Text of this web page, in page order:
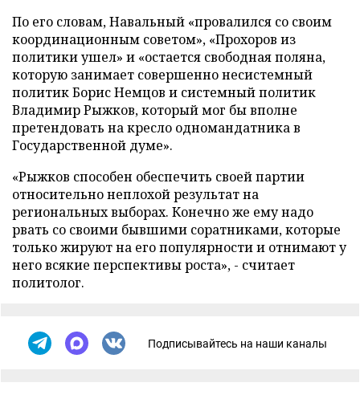
По его словам, Навальный «провалился со своим
координационным советом», «Прохоров из
политики ушел» и «остается свободная поляна,
которую занимает совершенно несистемный
политик Борис Немцов и системный политик
Владимир Рыжков, который мог бы вполне
претендовать на кресло одномандатника в
Государственной думе».
«Рыжков способен обеспечить своей партии
относительно неплохой результат на
региональных выборах. Конечно же ему надо
рвать со своими бывшими соратниками, которые
только жируют на его популярности и отнимают у
него всякие перспективы роста», - считает
политолог.
Подписывайтесь на наши каналы